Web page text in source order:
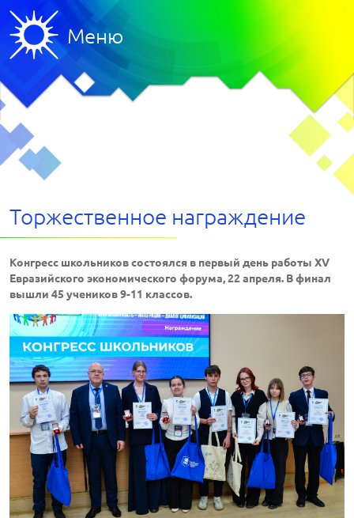
Меню
Торжественное награждение
Конгресс школьников состоялся в первый день работы XV
Евразийского экономического форума, 22 апреля. В финал
вышли 45 учеников 9-11 классов.